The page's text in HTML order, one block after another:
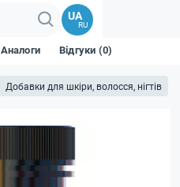
UA
RU
Добавки для шкіри, волосся, нігтів
Аналоги Відгуки (0)